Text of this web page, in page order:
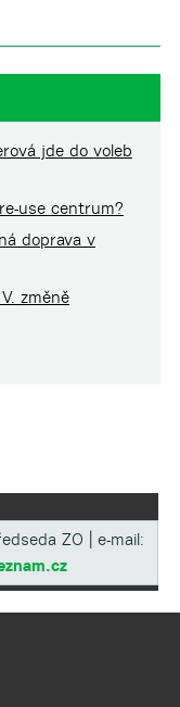
jde do voleb
use centrum?
doprava v
změně
ZO | e-mail: